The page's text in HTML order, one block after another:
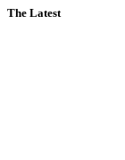
The Latest